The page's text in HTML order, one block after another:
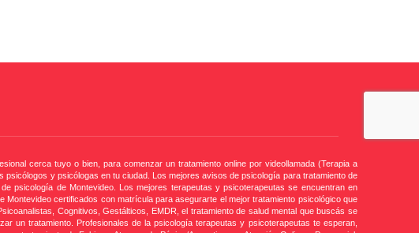
cerca tuyo o bien, para comenzar un tratamiento online por videollamada (Terapia a
y psicólogas en tu ciudad. Los mejores avisos de psicología para tratamiento de
psicología de Montevideo. Los mejores terapeutas y psicoterapeutas se encuentran en
certificados con matrícula para asegurarte el mejor tratamiento psicológico que
Cognitivos, Gestálticos, EMDR, el tratamiento de salud mental que buscás se
un tratamiento. Profesionales de la psicología terapeutas y psicoterapeutas te esperan,